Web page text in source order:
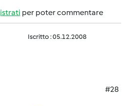
per poter commentare
Iscritto : 05.12.2008
#28